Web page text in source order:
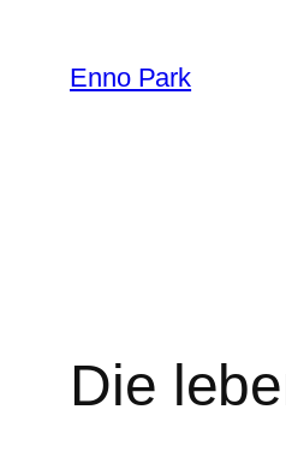
Inhalt
springen
Enno Park
Die